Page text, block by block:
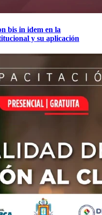
bis in idem en la
y su aplicación